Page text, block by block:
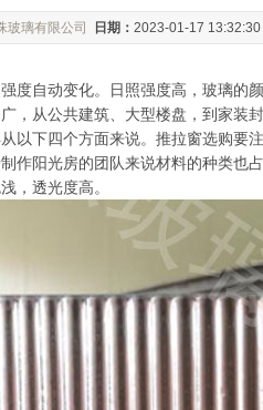
玻璃有限公司 日期： 2023-01-17 13:32:30
度自动变化。日照强度高，玻璃的
，从公共建筑、大型楼盘，到家装
以下四个方面来说。推拉窗选购要
作阳光房的团队来说材料的种类也
，透光度高。